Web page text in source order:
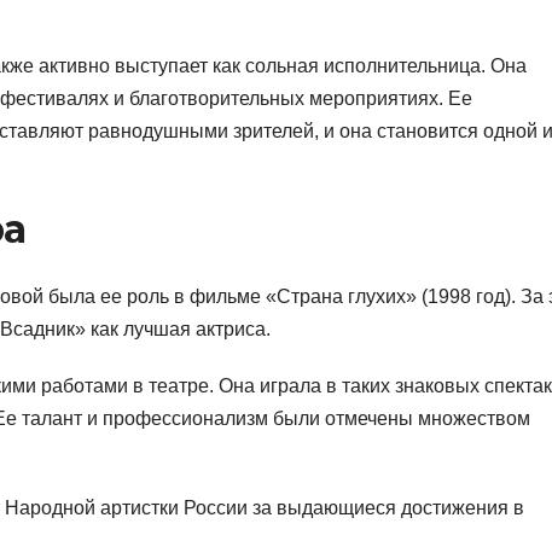
активно выступает как сольная исполнительница. Она
и благотворительных мероприятиях. Ее
равнодушными зрителей, и она становится одной
была ее роль в фильме «Страна глухих» (1998 год). За
как лучшая актриса.
работами в театре. Она играла в таких знаковых
талант и профессионализм были отмечены множеством
артистки России за выдающиеся достижения в